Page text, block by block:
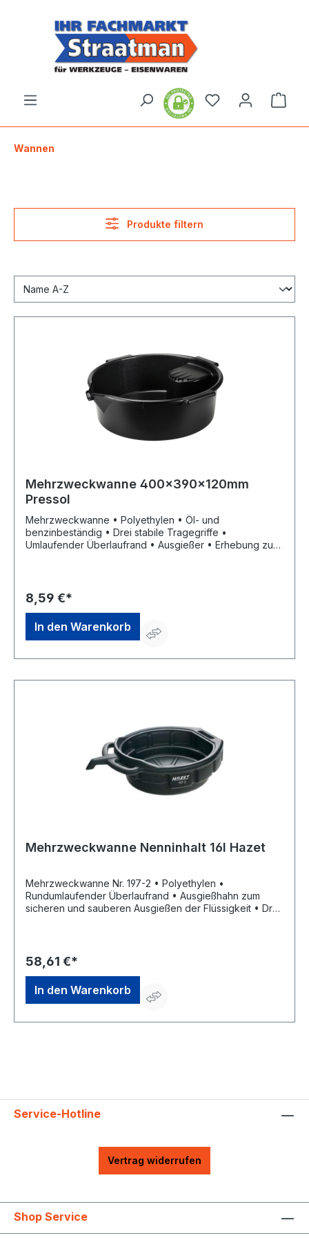
Wannen
Produkte filtern
Mehrzweckwanne 400x390x120mm
Pressol
Mehrzweckwanne • Polyethylen • Öl- und
benzinbeständig • Drei stabile Tragegriffe •
Umlaufender Überlaufrand • Ausgießer • Erhebung zum
8,59 €*
In den Warenkorb
Mehrzweckwanne Nenninhalt 16l Hazet
Mehrzweckwanne Nr. 197-2 • Polyethylen •
Rundumlaufender Überlaufrand • Ausgießhahn zum
sicheren und sauberen Ausgießen der Flüssigkeit • Drei
58,61 €*
In den Warenkorb
Service-Hotline
Vertrag widerrufen
Shop Service